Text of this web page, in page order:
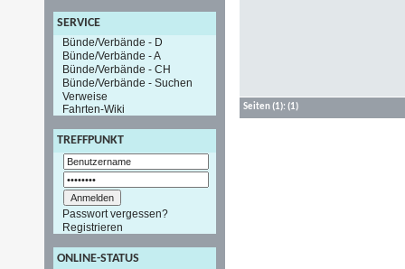
SERVICE
Bünde/Verbände - D
Bünde/Verbände - A
Bünde/Verbände - CH
Bünde/Verbände - Suchen
Verweise
Fahrten-Wiki
TREFFPUNKT
Passwort vergessen?
Registrieren
ONLINE-STATUS
Seiten(1): (1)